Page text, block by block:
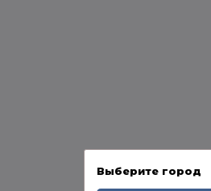
Выберите город